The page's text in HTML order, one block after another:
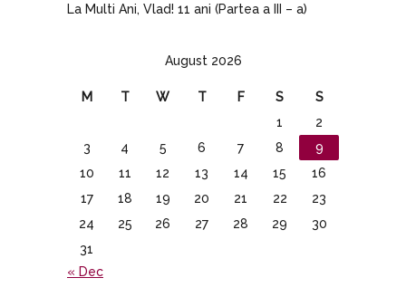
La Multi Ani, Vlad! 11 ani (Partea a III – a)
August 2026
M T W T F S
S
1
2
3
4 5 6 7 8
9
10
11 12 13 14 15
16
17
18 19 20 21 22
23
24
25 26 27 28 29
30
31
« Dec